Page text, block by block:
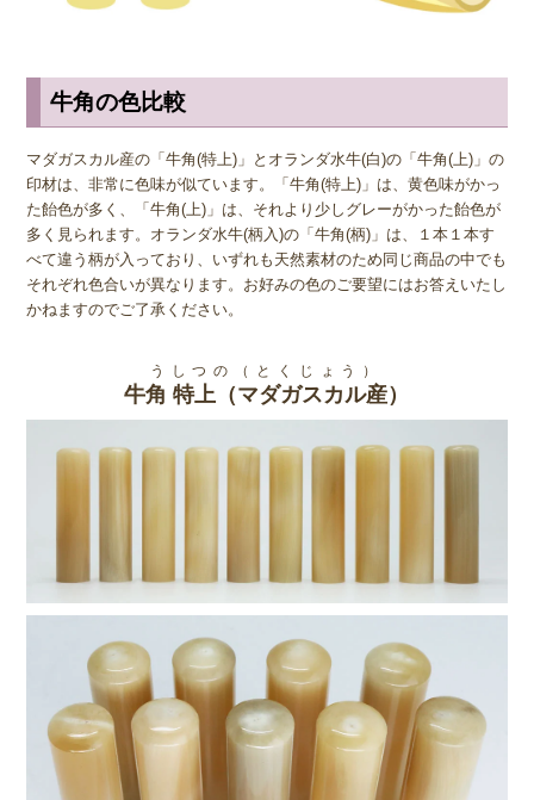
大きくかかわることですので、実印などの重要な印鑑を注文する際
◆ 注意点と保管方法
牛角(うしつの)印材は、乾燥に弱い素材なので、適切な手入れをしな
いとひび割れたり形が歪んでしまうことがあります。急激な温度変化
や高温多湿の環境を避けて衝撃から保護するために、必ず専用のケー
スに入れて保管するようにしましょう。空気が乾燥しやすい冬季は特
にケースの外に出しておかないようにしましょう。また、直射日光
は、変色の原因にもなるため冷暗所での保管が理想です。主成分はタ
ンパク質であるため、虫に食われてしまうこともありますので、個別
◆ お手入れ方法
使用後は、印面のインクを柔らかい布やティッシュで拭き取り、早め
のお手入れを心がけることが重要です。水洗い、ウェットティッシュ
牛角の色比較
マダガスカル産の「牛角(特上)」とオランダ水牛(白)の「牛角(上)」の
印材は、非常に色味が似ています。「牛角(特上)」は、黄色味がかっ
た飴色が多く、「牛角(上)」は、それより少しグレーがかった飴色が
多く見られます。オランダ水牛(柄入)の「牛角(柄)」は、１本１本す
べて違う柄が入っており、いずれも天然素材のため同じ商品の中でも
それぞれ色合いが異なります。お好みの色のご要望にはお答えいたし
かねますのでご了承ください。
うしつの（とくじょう）
牛角 特上（マダガスカル産）